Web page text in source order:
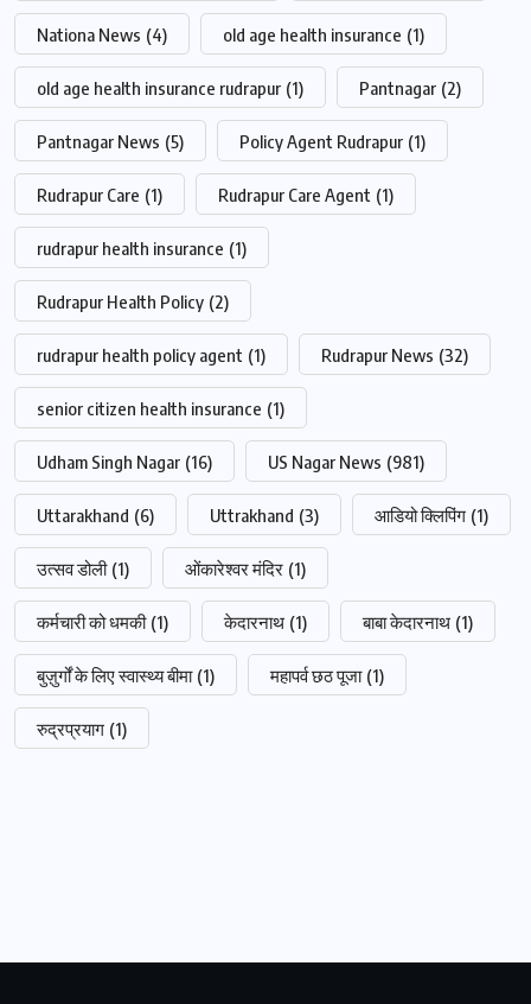
Nationa News (4) old age health insurance (1)
old age health insurance rudrapur (1) Pantnagar (2)
Pantnagar News (5) Policy Agent Rudrapur (1)
Rudrapur Care (1) Rudrapur Care Agent (1)
rudrapur health insurance (1)
Rudrapur Health Policy (2)
rudrapur health policy agent (1) Rudrapur News (32)
senior citizen health insurance (1)
Udham Singh Nagar (16) US Nagar News (981)
Uttarakhand (6) Uttrakhand (3) आडियो क्लिपिंग (1)
उत्सव डोली (1) ओंकारेश्वर मंदिर (1)
कर्मचारी को धमकी (1) केदारनाथ (1) बाबा केदारनाथ (1)
बुज़ुर्गों के लिए स्वास्थ्य बीमा (1) महापर्व छठ पूजा (1)
रुद्रप्रयाग (1)